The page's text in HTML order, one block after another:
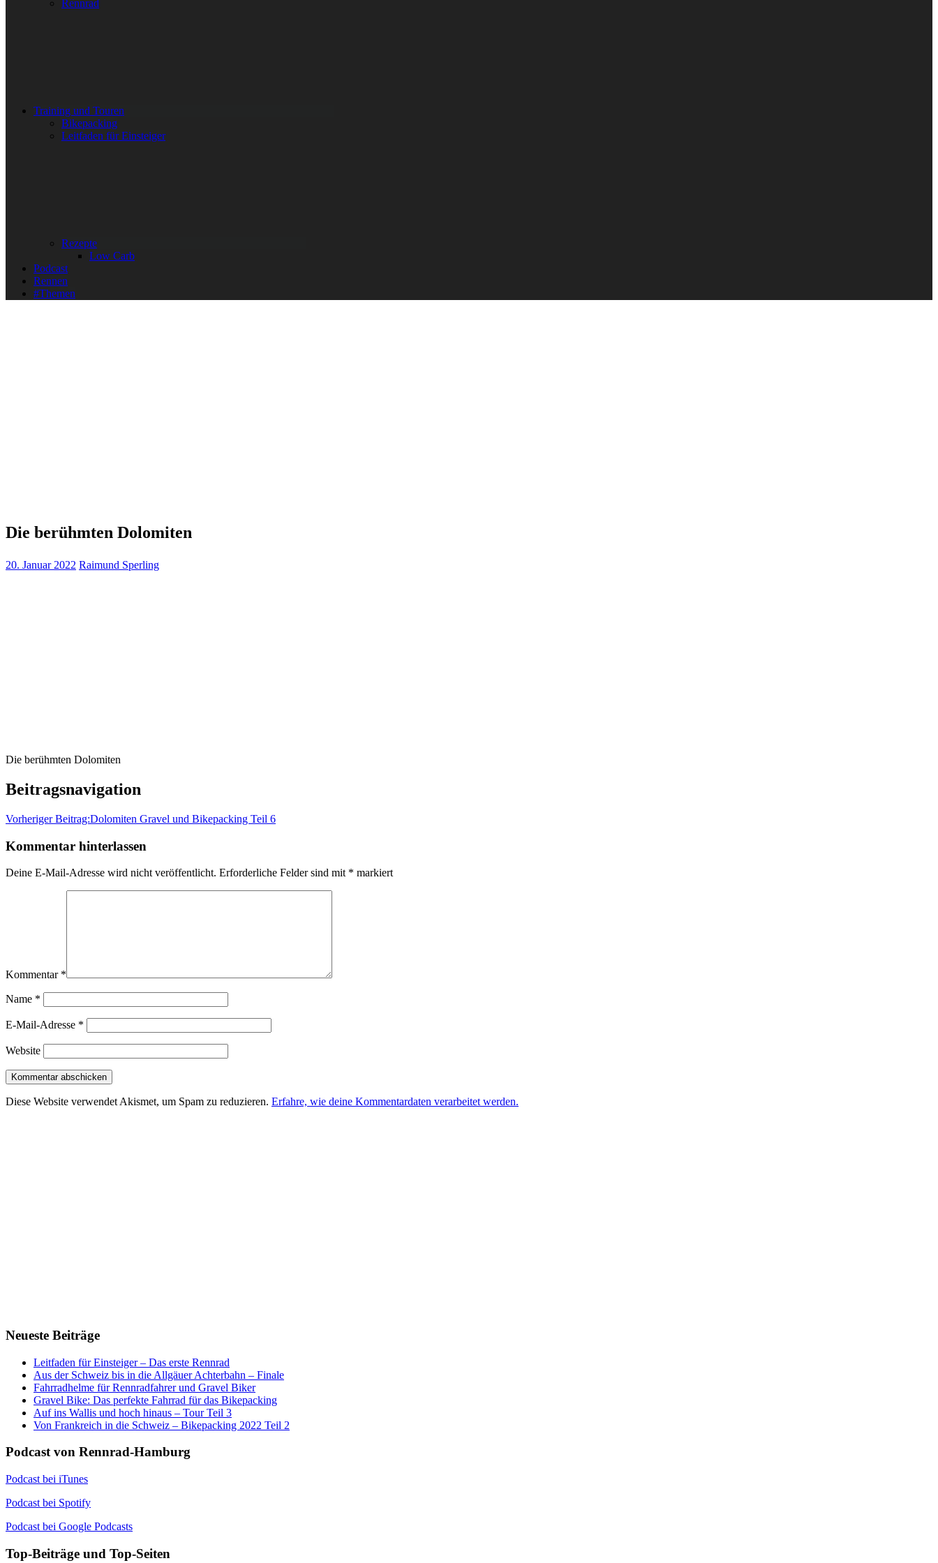
Rennrad
Training und Touren
Bikepacking
Leitfaden für Einsteiger
Rezepte
Low Carb
Podcast
Rennen
#Themen
Die berühmten Dolomiten
20. Januar 2022 Raimund Sperling
Die berühmten Dolomiten
Beitragsnavigation
Vorheriger Beitrag:Dolomiten Gravel und Bikepacking Teil 6
Kommentar hinterlassen
Deine E-Mail-Adresse wird nicht veröffentlicht. Erforderliche Felder sind mit * markiert
Kommentar *
Name *
E-Mail-Adresse *
Website
Diese Website verwendet Akismet, um Spam zu reduzieren. Erfahre, wie deine Kommentardaten verarbeitet werden.
Neueste Beiträge
Leitfaden für Einsteiger – Das erste Rennrad
Aus der Schweiz bis in die Allgäuer Achterbahn – Finale
Fahrradhelme für Rennradfahrer und Gravel Biker
Gravel Bike: Das perfekte Fahrrad für das Bikepacking
Auf ins Wallis und hoch hinaus – Tour Teil 3
Von Frankreich in die Schweiz – Bikepacking 2022 Teil 2
Podcast von Rennrad-Hamburg
Podcast bei iTunes
Podcast bei Spotify
Podcast bei Google Podcasts
Top-Beiträge und Top-Seiten